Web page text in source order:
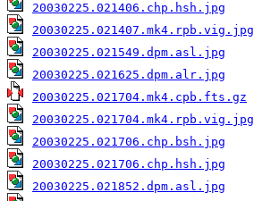
20030225.021406.chp.hsh.jpg
20030225.021407.mk4.rpb.vig.jpg
20030225.021549.dpm.asl.jpg
20030225.021625.dpm.alr.jpg
20030225.021704.mk4.cpb.fts.gz
20030225.021704.mk4.rpb.vig.jpg
20030225.021706.chp.bsh.jpg
20030225.021706.chp.hsh.jpg
20030225.021852.dpm.asl.jpg